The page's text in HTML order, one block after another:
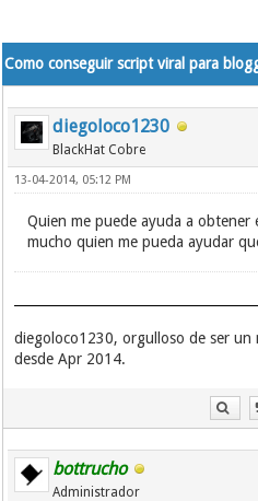
Como conseguir script viral para
diegoloco1230
BlackHat Cobre
13-04-2014, 05:12 PM
Quien me puede ayuda a obtener
mucho quien me pueda ayudar
diegoloco1230, orgulloso de ser un
desde Apr 2014.
bottrucho
Administrador